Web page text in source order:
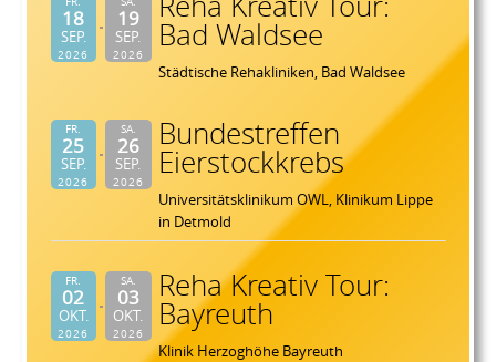
18
SEP.
2026
19
SEP.
2026
Bad Waldsee
Städtische Rehakliniken, Bad Waldsee
FR.
25
SEP.
2026
SA.
26
SEP.
2026
Bundestreffen
Eierstockkrebs
Universitätsklinikum OWL, Klinikum Lippe
in Detmold
FR.
02
OKT.
2026
SA.
03
OKT.
2026
Reha Kreativ Tour:
Bayreuth
Klinik Herzoghöhe Bayreuth